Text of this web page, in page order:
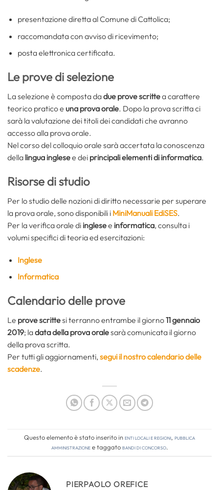
presentazione diretta al Comune di Cattolica;
raccomandata con avviso di ricevimento;
posta elettronica certificata.
Le prove di selezione
La selezione è composta dadue prove scrittea carattere
teorico pratico e una prova orale. Dopo la prova scritta ci
sarà la valutazione dei titoli dei candidati che avranno
accesso alla prova orale.
Nel corso del colloquio orale sarà accertata la conoscenza
della lingua inglesee dei principali elementi di informatica.
Risorse di studio
Per lo studio delle nozioni di diritto necessarie per superare
la prova orale, sono disponibili i MiniManuali EdiSES.
Per la verifica orale di inglesee informatica, consulta i
volumi specifici di teoria ed esercitazioni:
Inglese
Informatica
Calendario delle prove
Le prove scrittesi terranno entrambe il giorno11 gennaio
2019; ladata della prova oralesarà comunicata il giorno
della prova scritta.
Per tutti gli aggiornamenti,segui il nostro calendario delle
scadenze.
Questo elemento è stato inserito inEnti locali e regioni, Pubblica
amministrazionee taggatobandi di concorso.
PIERPAOLO OREFICE